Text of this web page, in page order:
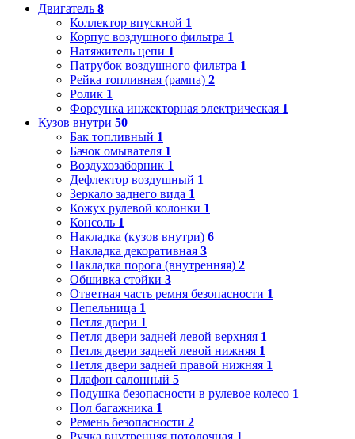
Двигатель 8
Коллектор впускной 1
Корпус воздушного фильтра 1
Натяжитель цепи 1
Патрубок воздушного фильтра 1
Рейка топливная (рампа) 2
Ролик 1
Форсунка инжекторная электрическая 1
Кузов внутри 50
Бак топливный 1
Бачок омывателя 1
Воздухозаборник 1
Дефлектор воздушный 1
Зеркало заднего вида 1
Кожух рулевой колонки 1
Консоль 1
Накладка (кузов внутри) 6
Накладка декоративная 3
Накладка порога (внутренняя) 2
Обшивка стойки 3
Ответная часть ремня безопасности 1
Пепельница 1
Петля двери 1
Петля двери задней левой верхняя 1
Петля двери задней левой нижняя 1
Петля двери задней правой нижняя 1
Плафон салонный 5
Подушка безопасности в рулевое колесо 1
Пол багажника 1
Ремень безопасности 2
Ручка внутренняя потолочная 1